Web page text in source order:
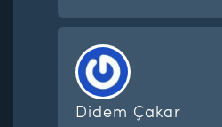
Didem Çakar